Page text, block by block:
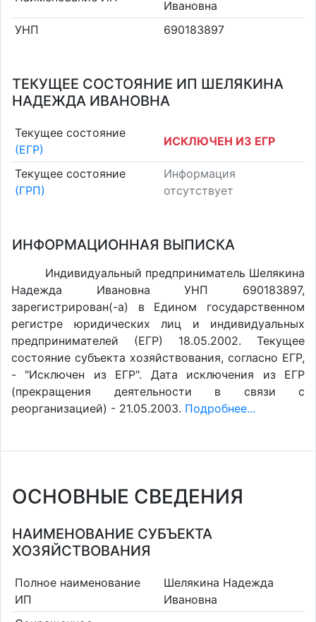
Ивановна
УНП
690183897
ТЕКУЩЕЕ СОСТОЯНИЕ ИП ШЕЛЯКИНА
НАДЕЖДА ИВАНОВНА
Текущее состояние
(ЕГР)
ИСКЛЮЧЕН ИЗ ЕГР
Текущее состояние
(ГРП)
Информация
отсутствует
ИНФОРМАЦИОННАЯ ВЫПИСКА
Индивидуальный предприниматель Шелякина
Надежда Ивановна УНП 690183897,
зарегистрирован(-а) в Едином государственном
регистре юридических лиц и индивидуальных
предпринимателей (ЕГР) 18.05.2002. Текущее
состояние субъекта хозяйствования, согласно ЕГР,
- "Исключен из ЕГР". Дата исключения из ЕГР
(прекращения деятельности в связи с
реорганизацией) - 21.05.2003. Подробнее...
ОСНОВНЫЕ СВЕДЕНИЯ
НАИМЕНОВАНИЕ СУБЪЕКТА
ХОЗЯЙСТВОВАНИЯ
Полное наименование
ИП
Шелякина Надежда
Ивановна